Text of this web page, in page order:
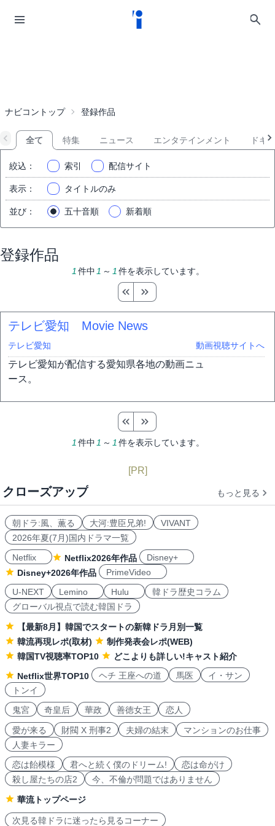
ナビコントップ 登録作品
全て 特集 ニュース エンタテインメント ドキ
絞込 ： 索引 配信サイト
表示 ： タイトルのみ
並び ： 五十音順 新着順
登録作品
1 件中 1 ～ 1 件を表示しています。
テレビ愛知 Movie News
テレビ愛知 動画視聴サイトへ
テレビ愛知が配信する愛知県各地の動画ニュ
ース。
1 件中 1 ～ 1 件を表示しています。
[PR]
クローズアップ もっと見る
朝ドラ:風、薫る 大河:豊臣兄弟!
VIVANT
2026年夏(7月)国内ドラマ一覧
Netflix
Netflix2026年作品
Disney+
Disney+2026年作品
PrimeVideo
U-NEXT
Lemino Hulu
韓ドラ歴史コラム
グローバル視点で読む韓国ドラ
【最新8月】韓国でスタートの新韓ドラ月別一覧
韓流再現レポ(取材)
制作発表会レポ(WEB)
韓国TV視聴率TOP10
どこよりも詳しい!キャスト紹介
Netflix世界TOP10
ヘチ 王座への道 馬医
イ・サン
トンイ
鬼宮
奇皇后 華政 善徳女王 恋人
愛が来る 財閥 X 刑事2 夫婦の結末
マンションのお仕事
人妻キラー
恋は飴模様
君へと続く僕のドリーム!
恋は命がけ
殺し屋たちの店2
今、不倫が問題ではありません
華流トップページ
次見る韓ドラに迷ったら見るコーナー